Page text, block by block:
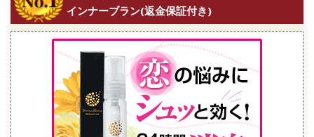
インナーブラン(返金保証付き)